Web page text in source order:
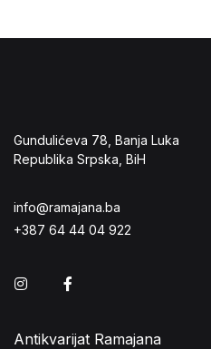
Gundulićeva 78, Banja Luka
Republika Srpska, BiH
info@ramajana.ba
+387 64 44 04 922
Instagram
Antikvarijat Ramajana